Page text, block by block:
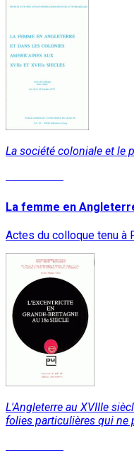
La société coloniale et le
La femme en
Actes du colloque tenu à
L'Angleterre au XVIIIe
folies particulières qui ne